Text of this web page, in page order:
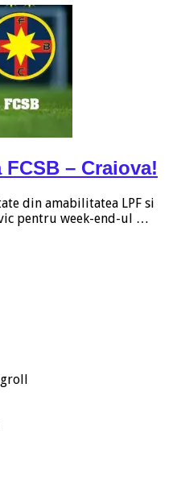
– Craiova!
din amabilitatea LPF si
pentru week-end-ul …